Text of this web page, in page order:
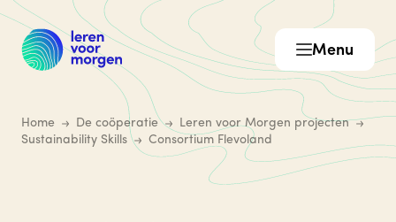
Menu
Home De coöperatie
Leren voor Morgen projecten
Sustainability Skills
Consortium Flevoland